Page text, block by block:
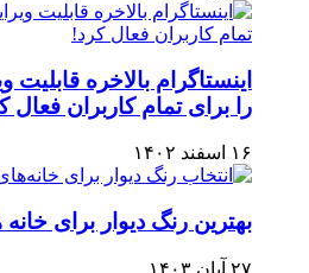
اینستاگرام بالاخره
را برای تمام کاربران فعال
۱۶ اسفند ۱۴۰۲
بهترین رنگ دیوار برای
۲۷ آبان ۱۴۰۳